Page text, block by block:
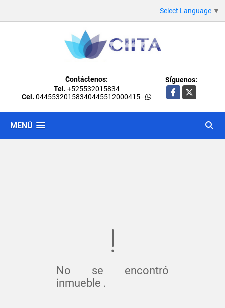
Select Language ▼
Contáctenos:
Tel. +525532015834
Cel. 04455320158340445512000415-
Síguenos:
Facebook
X
MENÚ
No se encontró
inmueble .